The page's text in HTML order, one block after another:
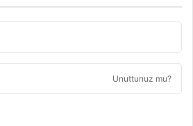
Unuttunuz mu?